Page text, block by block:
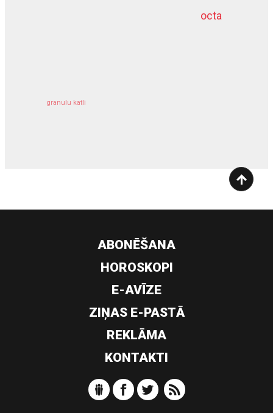
octa
granulu katli
dziļurbums
ABONĒŠANA
HOROSKOPI
E-AVĪZE
ZIŅAS E-PASTĀ
REKLĀMA
KONTAKTI